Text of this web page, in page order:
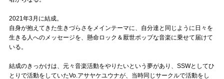
Official SNS
2021年3月に結成。
自身が抱えてきた生きづらさをメインテーマに、自分達と同じように日々を
生きる人へのメッセージを、懸命ロック＆厭世ポップな音楽に乗せて届けて
いる。
結成のきっかけは、元々音楽活動をやりたいという夢があり、SSWとしてひ
とりで活動をしていたVo.アサヤケユウナが、当時同じサークルで活動をし